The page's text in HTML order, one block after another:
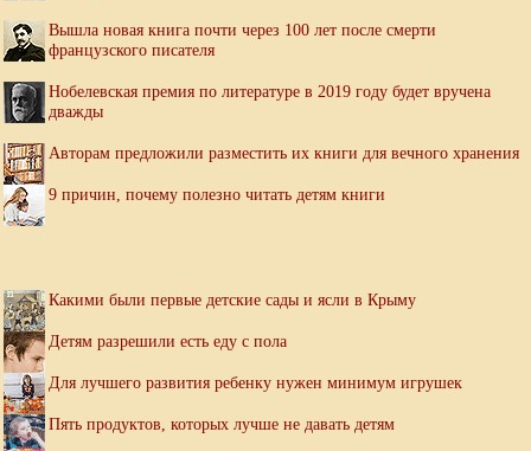
Вышла новая книга почти через 100 лет после смерти
французского писателя
Нобелевская премия по литературе в 2019 году будет вручена
дважды
Авторам предложили разместить их книги для вечного хранения
9 причин, почему полезно читать детям книги
Какими были первые детские сады и ясли в Крыму
Детям разрешили есть еду с пола
Для лучшего развития ребенку нужен минимум игрушек
Пять продуктов, которых лучше не давать детям